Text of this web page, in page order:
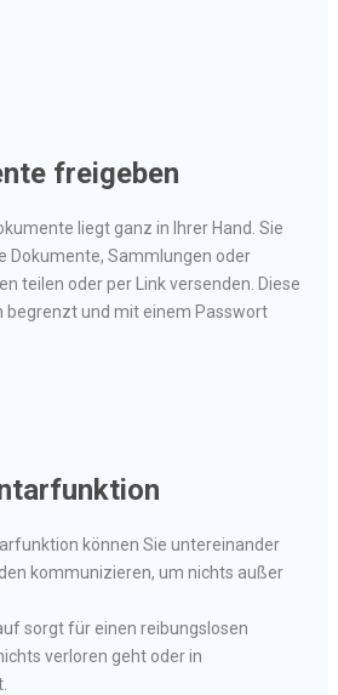
freigeben
liegt ganz in Ihrer Hand. Sie
Dokumente, Sammlungen oder
teilen oder per Link versenden. Diese
begrenzt und mit einem Passwort
können Sie untereinander
kommunizieren, um nichts außer
sorgt für einen reibungslosen
verloren geht oder in